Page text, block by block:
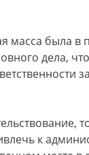
масса была
дела,
к